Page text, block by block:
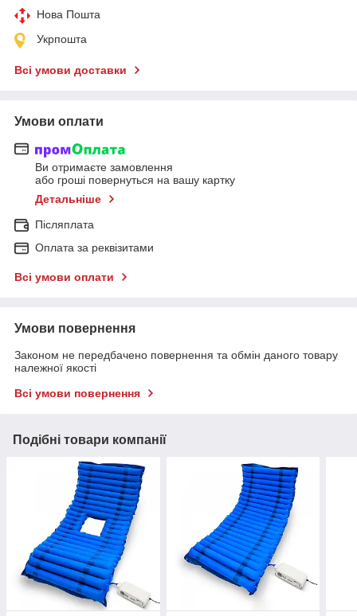
Нова Пошта
Укрпошта
Всі умови доставки
Умови оплати
Ви отримаєте замовлення
або гроші повернуться на вашу картку
Детальніше
Післяплата
Оплата за реквізитами
Всі умови оплати
Умови повернення
Законом не передбачено повернення та обмін даного товару
належної якості
Всі умови повернення
Подібні товари компанії